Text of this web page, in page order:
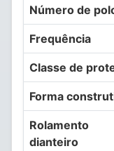
Número de
Frequência
Classe de
Forma
Rolamento
dianteiro